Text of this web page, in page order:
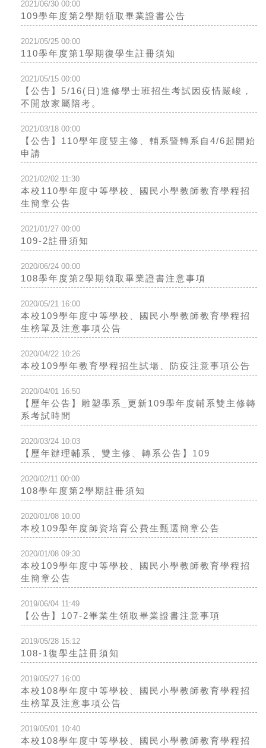
2021/06/30 00:00
109學年度第2學期領取畢業證書公告
2021/05/25 00:00
110學年度第1學期復學生註冊須知
2021/05/15 00:00
【公告】5/16(日)進修學士班招生考試因疫情嚴峻，
不開放家屬陪考。
2021/03/18 00:00
【公告】110學年度雙主修、輔系暨轉系自4/6起開始
申請
2021/02/02 11:30
本校110學年度中等學校、國民小學教師教育學程招
生簡章公告
2021/01/27 00:00
109-2註冊須知
2020/06/24 00:00
108學年度第2學期領取畢業證書注意事項
2020/05/21 16:00
本校109學年度中等學校、國民小學教師教育學程招
生榜單及注意事項公告
2020/04/22 10:26
本校109學年教育學程招生試場、防疫注意事項公告
2020/04/01 16:50
【歷年公告】雕塑學系_更新109學年度輔系雙主修轉
系考試時間
2020/03/24 10:03
【歷年辦理輔系、雙主修、轉系公告】109
2020/02/11 00:00
108學年度第2學期註冊須知
2020/01/08 10:00
本校109學年度師資培育公費生甄選簡章公告
2020/01/08 09:30
本校109學年度中等學校、國民小學教師教育學程招
生簡章公告
2019/06/04 11:49
【公告】107-2畢業生領取畢業證書注意事項
2019/05/28 15:12
108-1復學生註冊須知
2019/05/27 16:00
本校108學年度中等學校、國民小學教師教育學程招
生榜單及注意事項公告
2019/05/01 10:40
本校108學年度中等學校、國民小學教師教育學程招